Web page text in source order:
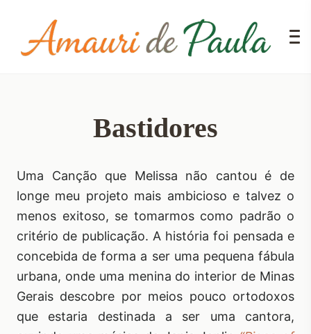
Bastidores
Uma Canção que Melissa não cantou é de
longe meu projeto mais ambicioso e talvez o
menos exitoso, se tomarmos como padrão o
critério de publicação. A história foi pensada e
concebida de forma a ser uma pequena fábula
urbana, onde uma menina do interior de Minas
Gerais descobre por meios pouco ortodoxos
que estaria destinada a ser uma cantora,